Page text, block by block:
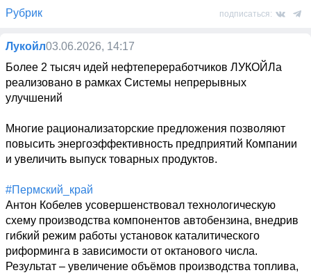
Рубрик подписаться:
Лукойл03.06.2026, 14:17
Более 2 тысяч идей нефтепереработчиков ЛУКОЙЛа
реализовано в рамках Системы непрерывных
улучшений
Многие рационализаторские предложения позволяют
повысить энергоэффективность предприятий Компании
и увеличить выпуск товарных продуктов.
#Пермский_край
Антон Кобелев усовершенствовал технологическую
схему производства компонентов автобензина, внедрив
гибкий режим работы установок каталитического
риформинга в зависимости от октанового числа.
Результат – увеличение объёмов производства топлива,